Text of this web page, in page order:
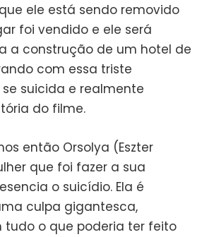
ele está sendo removido
foi vendido e ele será
a construção de um hotel de
com essa triste
suicida e realmente
do filme.
então Orsolya (Eszter
que foi fazer a sua
o suicídio. Ela é
culpa gigantesca,
tudo o que poderia ter feito